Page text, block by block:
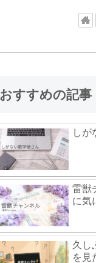
おすすめの記事
しが
雷獣
に気
久し
を見